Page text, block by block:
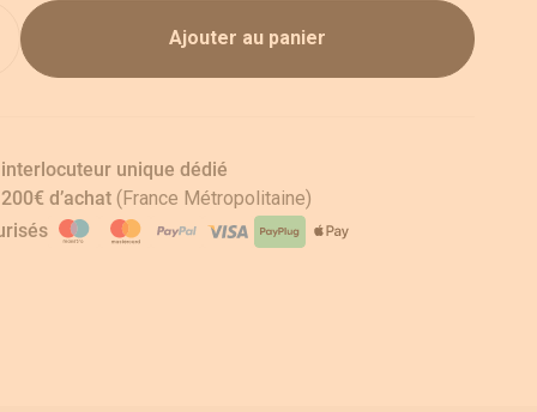
Ajouter au panier
unique dédié
d’achat(France Métropolitaine)